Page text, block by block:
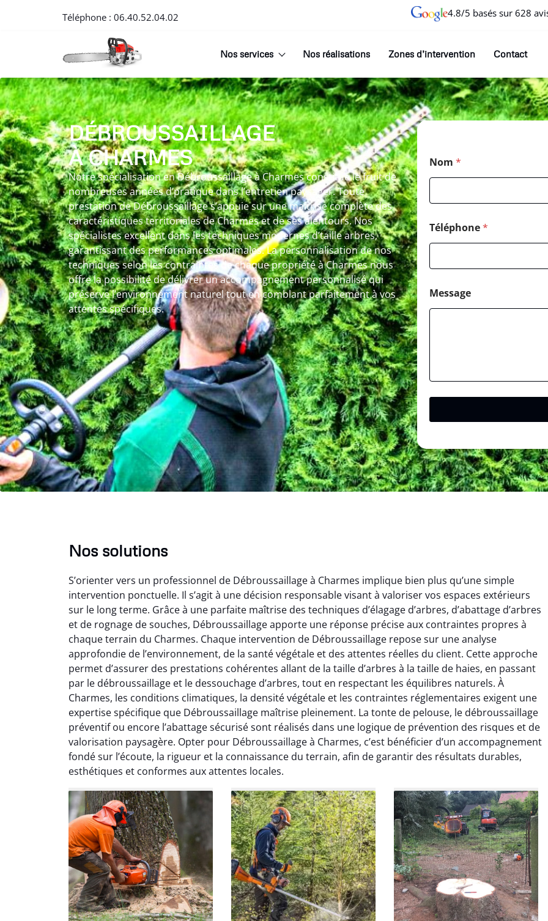
Téléphone : 06.40.52.04.02 4.8/5 basés sur 628
Nos services Nos réalisations Zones d’intervention Contact
DÉBROUSSAILLAGE
À CHARMES
Notre spécialisation en Débroussaillage à Charmes constitue le fruit de
nombreuses années d’pratique dans l’entretien paysager. Toute
prestation de Débroussaillage s’appuie sur une maîtrise complète des
caractéristiques territoriales de Charmes et de ses alentours. Nos
spécialistes excellent dans les techniques modernes d’taille arbres,
garantissant des performances optimales. La personnalisation de nos
techniques selon les contraintes de chaque propriété à Charmes nous
offre la possibilité de délivrer un accompagnement personnalisé qui
préserve l’environnement naturel tout en comblant parfaitement à vos
attentes spécifiques.
Nom *
Téléphone*
Message
Nos solutions
S’orienter vers un professionnel de Débroussaillage à Charmes implique bien plus qu’une simple
intervention ponctuelle. Il s’agit à une décision responsable visant à valoriser vos espaces extérieurs
sur le long terme. Grâce à une parfaite maîtrise des techniques d’élagage d’arbres, d’abattage d’arbres
et de rognage de souches, Débroussaillage apporte une réponse précise aux contraintes propres à
chaque terrain du Charmes. Chaque intervention de Débroussaillage repose sur une analyse
approfondie de l’environnement, de la santé végétale et des attentes réelles du client. Cette approche
permet d’assurer des prestations cohérentes allant de la taille d’arbres à la taille de haies, en passant
par le débroussaillage et le dessouchage d’arbres, tout en respectant les équilibres naturels. À
Charmes, les conditions climatiques, la densité végétale et les contraintes réglementaires exigent une
expertise spécifique que Débroussaillage maîtrise pleinement. La tonte de pelouse, le débroussaillage
préventif ou encore l’abattage sécurisé sont réalisés dans une logique de prévention des risques et de
valorisation paysagère. Opter pour Débroussaillage à Charmes, c’est bénéficier d’un accompagnement
fondé sur l’écoute, la rigueur et la connaissance du terrain, afin de garantir des résultats durables,
esthétiques et conformes aux attentes locales.
Soraya Benali
07 février 2026
Service irréprochable du
début à la fin. Les arbres ont
été parfaitement entretenus
et le nettoyage après
intervention est impeccable.
Je recommande vivement.
Léandro Vasseur
12 juillet 2025
Intervention rapide et très
professionnelle pour
l’élagage de mes arbres. Le
travail est propre, sécurisé et
parfaitement réalisé. Je
recommande sans hésiter.